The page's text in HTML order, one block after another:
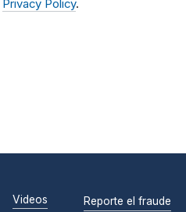
Privacy Policy.
Videos Reporte el fraude